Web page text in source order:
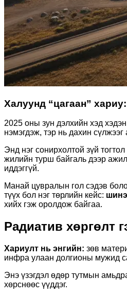
Халуунд “цагаан”
2025 оны зун дэлхийн хэд
нэмэгдэж, тэр нь дахин
Энд нэг сонирхолтой зүй тогтол
жилийн турш байгаль дээр
иддэггүй.
Манай цувралын гол сэдэв
түүх бол нэг төрлийн кейс:
хийх гэж оролдож байгаа.
Радиатив хөргөлт
Хариулт нь энгийн: зөв
инфра улаан долгионы мужид
Энэ үзэгдэл өдөр тутмын
хөрснөөс үүддэг.